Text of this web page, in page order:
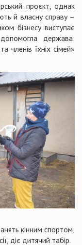
проєкт, однак
й власну справу –
бізнесу виступає
держава:
членів їхніх сімей»
кінним спортом,
діє дитячий табір.